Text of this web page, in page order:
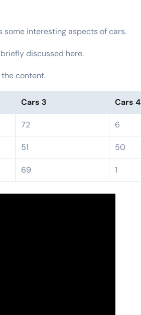
some interesting aspects of cars.
discussed here.
content.
Cars 3 Cars 4
72 6
51 50
69 1